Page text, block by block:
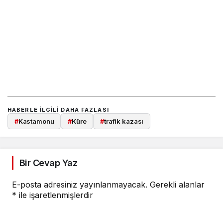
HABERLE ILGILI DAHA FAZLASI
#Kastamonu #Küre #trafik kazası
Bir Cevap Yaz
E-posta adresiniz yayınlanmayacak. Gerekli alanlar
* ile işaretlenmişlerdir